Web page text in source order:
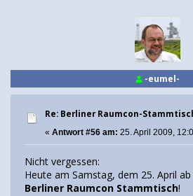
-eumel-
Re: Berliner Raumcon-
« Antwort #56 am: 25. April 2009,
Nicht vergessen:
Heute am Samstag, dem 25. April
Berliner Raumcon Stammtisch!